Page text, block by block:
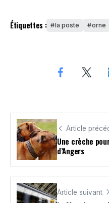
Étiquettes : la poste orne
Article
Une crèche
d’Angers
Article suivant